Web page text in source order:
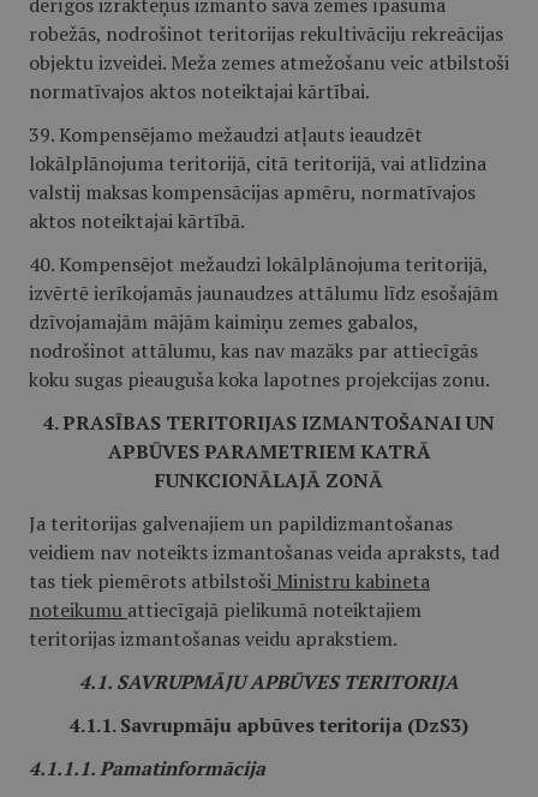
robežās, nodrošinot teritorijas rekultivāciju rekreācijas
objektu izveidei. Meža zemes atmežošanu veic atbilstoši
normatīvajos aktos noteiktajai kārtībai.
39. Kompensējamo mežaudzi atļauts ieaudzēt
lokālplānojuma teritorijā, citā teritorijā, vai atlīdzina
valstij maksas kompensācijas apmēru, normatīvajos
aktos noteiktajai kārtībā.
40. Kompensējot mežaudzi lokālplānojuma teritorijā,
izvērtē ierīkojamās jaunaudzes attālumu līdz esošajām
dzīvojamajām mājām kaimiņu zemes gabalos,
nodrošinot attālumu, kas nav mazāks par attiecīgās
koku sugas pieauguša koka lapotnes projekcijas zonu.
4. PRASĪBAS TERITORIJAS IZMANTOŠANAI UN
APBŪVES PARAMETRIEM KATRĀ
FUNKCIONĀLAJĀ ZONĀ
Ja teritorijas galvenajiem un papildizmantošanas
veidiem nav noteikts izmantošanas veida apraksts, tad
tas tiek piemērots atbilstoši Ministru kabineta
noteikumu attiecīgajā pielikumā noteiktajiem
teritorijas izmantošanas veidu aprakstiem.
4.1. SAVRUPMĀJU APBŪVES TERITORIJA
4.1.1. Savrupmāju apbūves teritorija (DzS3)
4.1.1.1. Pamatinformācija